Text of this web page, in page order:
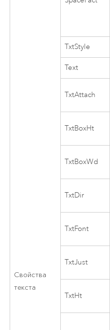
Свойства
текста
TxtStyle
Text
TxtAttach
TxtBoxHt
TxtBoxWd
TxtDir
TxtFont
TxtJust
TxtHt